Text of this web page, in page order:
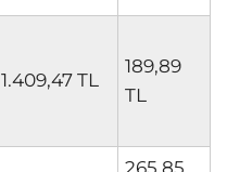
1.409,47 TL
189,89
TL
265,85